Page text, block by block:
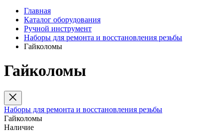
Главная
Каталог оборудования
Ручной инструмент
Наборы для ремонта и восстановления резьбы
Гайколомы
Гайколомы
Наборы для ремонта и восстановления резьбы
Гайколомы
Наличие